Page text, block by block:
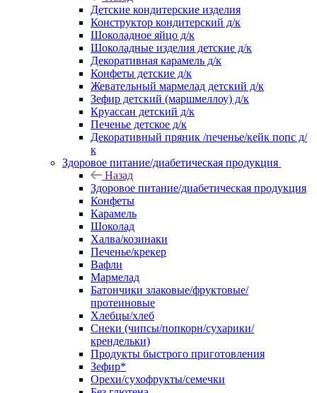
Детские кондитерские изделия
Конструктор кондитерский д/к
Шоколадное яйцо д/к
Шоколадные изделия детские д/к
Декоративная карамель д/к
Конфеты детские д/к
Жевательный мармелад детский д/к
Зефир детский (маршмеллоу) д/к
Круассан детский д/к
Печенье детское д/к
Декоративный пряник /печенье/кейк попс д/
к
Здоровое питание/диабетическая продукция
Назад
Здоровое питание/диабетическая продукция
Конфеты
Карамель
Шоколад
Халва/козинаки
Печенье/крекер
Вафли
Мармелад
Батончики злаковые/фруктовые/
протеиновые
Хлебцы/хлеб
Снеки (чипсы/попкорн/сухарики/
крендельки)
Продукты быстрого приготовления
Зефир*
Орехи/сухофрукты/семечки